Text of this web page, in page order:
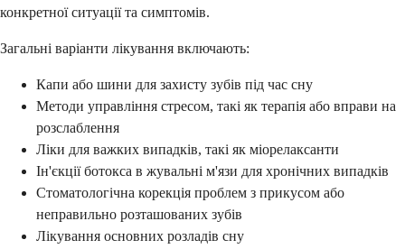
конкретної ситуації та симптомів.
Загальні варіанти лікування включають:
Капи або шини для захисту зубів під час сну
Методи управління стресом, такі як терапія або вправи на
розслаблення
Ліки для важких випадків, такі як міорелаксанти
Ін'єкції ботокса в жувальні м'язи для хронічних випадків
Стоматологічна корекція проблем з прикусом або
неправильно розташованих зубів
Лікування основних розладів сну